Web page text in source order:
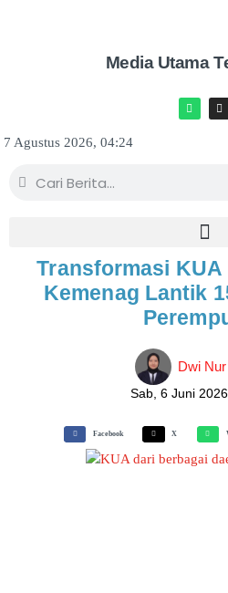
Media Utama
7 Agustus 2026, 04:24
Transformasi
Kemenag Lantik
Dwi
Sab, 6 Juni 2026
Facebook X